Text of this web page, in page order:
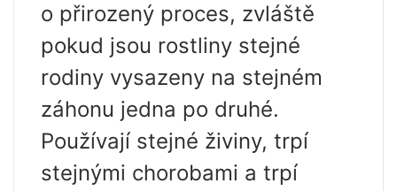
o přirozený proces, zvláště
pokud jsou rostliny stejné
rodiny vysazeny na stejném
záhonu jedna po druhé.
Používají stejné živiny, trpí
stejnými chorobami a trpí